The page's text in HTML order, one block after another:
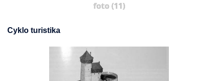
foto (11)
Cyklo turistika